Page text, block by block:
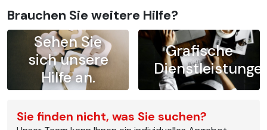
Brauchen Sie weitere Hilfe?
Sehen Sie
sich unsere
Hilfe an.
Grafische
Sie finden nicht, was Sie suchen?